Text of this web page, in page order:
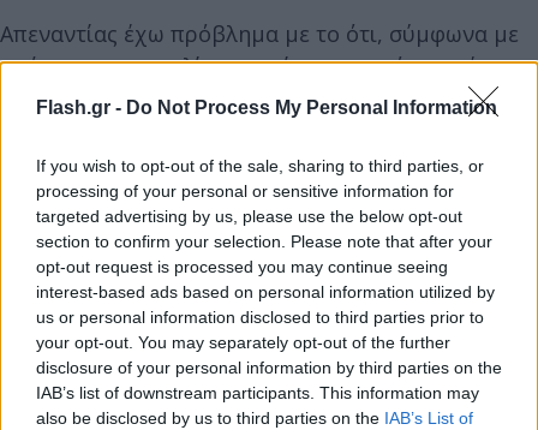
Flash.gr - Do Not Process My Personal Information
If you wish to opt-out of the sale, sharing to third parties, or
processing of your personal or sensitive information for
targeted advertising by us, please use the below opt-out
section to confirm your selection. Please note that after your
opt-out request is processed you may continue seeing
interest-based ads based on personal information utilized by
us or personal information disclosed to third parties prior to
your opt-out. You may separately opt-out of the further
disclosure of your personal information by third parties on the
IAB’s list of downstream participants. This information may
also be disclosed by us to third parties on the IAB’s List of
Απεναντίας έχω πρόβλημα με το ότι, σύμφωνα με
επώνυμη καταγγελία, επιχείρησε να πάρει ενέχυρο
την Κουμουνδούρου, έναντι 250.000 ευρώ που
Και έχω και τεράστιο πρόβλημα με το γεγονός ότι
επι της προεδρίας του, τα ΜΜΕ του ΣΥΡΙΖΑ
οδηγήθηκαν σε δόλια πτώχευση. Που κανονικά
είναι ποινικό αδίκημα. Όχι για τον Κασσελάκη,
προς Θεού. Για τον αξιολύπητο αυτοφωράκια που
μας φόρεσε καπέλο. Και σιγουρα είναι πολιτικό
έγκλημα σε βάρος του κόμματος.